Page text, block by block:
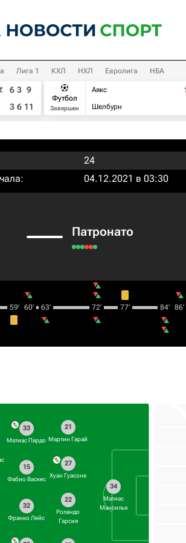
Лига 1 КХЛ НХЛ Евролига НБА
6 3 9
3 6 11
Футбол
Завершен
Аякс
Шелбурн
24
04.12.2021 в 03:30
Патронато
59‎’‎ 60‎’‎ 63‎’‎ 72‎’‎ 77‎’‎ 84‎’‎ 86‎’‎
34
Матиас
Мансилья
21
Мартин Гарай
27
Хуан Гуасоне
22
Роландо
Гарсия
33
Матиас Пардо
15
Фабио Васкес
32
Франко Лейс